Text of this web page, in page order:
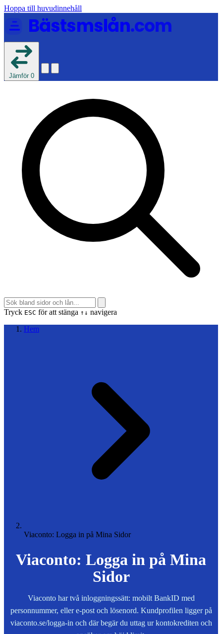
Hoppa till huvudinnehåll
Bästsmslån.com
Jämför 0
Tryck ESC för att stänga ↑↓ navigera
Hem
Viaconto: Logga in på Mina Sidor
Viaconto: Logga in på Mina
Sidor
Viaconto har två inloggningssätt: mobilt BankID med
personnummer, eller e-post och lösenord. Kundprofilen ligger på
viaconto.se/logga-in och där begär du uttag ur kontokrediten och